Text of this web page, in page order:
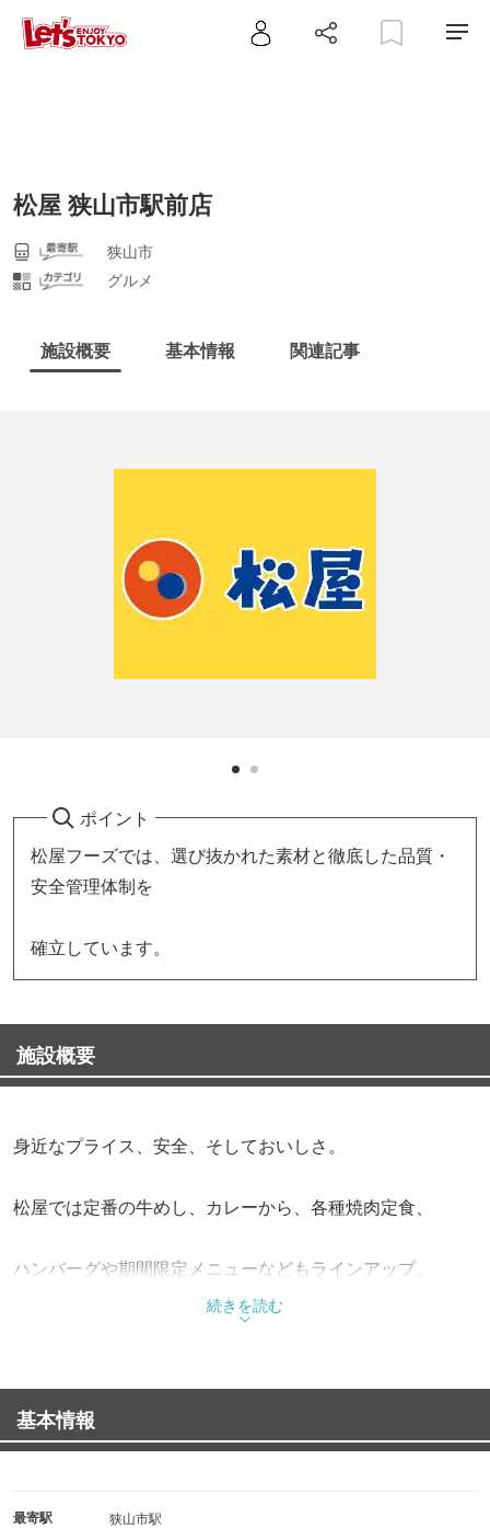
松屋 狭山市駅前店
狭山市
グルメ
施設概要 基本情報 関連記事
ポイント
松屋フーズでは、選び抜かれた素材と徹底した品質・
安全管理体制を
確立しています。
施設概要
身近なプライス、安全、そしておいしさ。
松屋では定番の牛めし、カレーから、各種焼肉定食、
ハンバーグや期間限定メニューなどもラインアップ。
また、朝定食や多彩なサイドメニューも充実させながら、
お客様の健康で豊かな食生活を応援しています。
続きを読む
基本情報
最寄駅 狭山市駅